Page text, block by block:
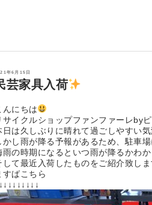
年6月15日
芸家具入荷
んにちは
サイクルショップファンファーレby
日は久しぶりに晴れて過ごしやすい
かし雨が降る予報があるため、駐車
雨の時期になるといつ雨が降るかわ
して最近入荷したものをご紹介致しま
すばこちら